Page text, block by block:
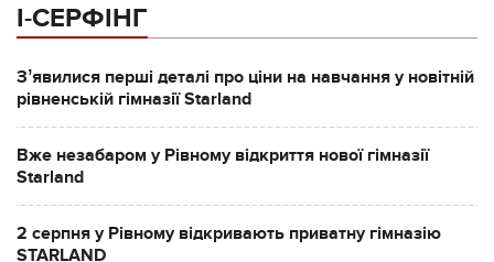
І-СЕРФІНГ
Зʼявилися перші деталі про ціни на навчання у новітній
рівненській гімназії Starland
Вже незабаром у Рівному відкриття нової гімназії
Starland
2 серпня у Рівному відкривають приватну гімназію
STARLAND